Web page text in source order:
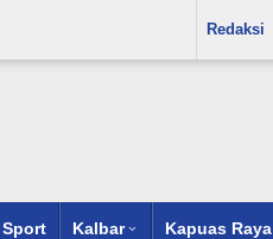
Redaksi
Sport Kalbar Kapuas Raya